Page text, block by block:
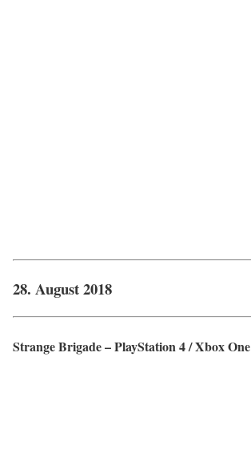
28. August 2018
Strange Brigade – PlayStation 4 / Xbox One